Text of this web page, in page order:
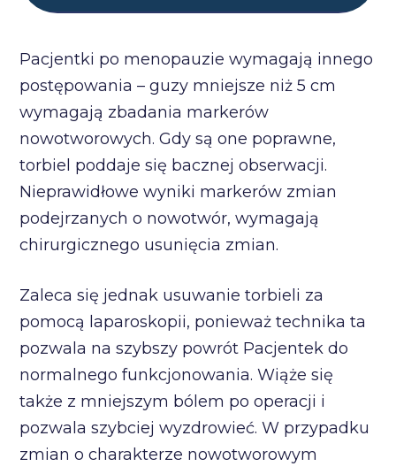
Pacjentki po menopauzie wymagają innego
postępowania – guzy mniejsze niż 5 cm
wymagają zbadania markerów
nowotworowych. Gdy są one poprawne,
torbiel poddaje się bacznej obserwacji.
Nieprawidłowe wyniki markerów zmian
podejrzanych o nowotwór, wymagają
chirurgicznego usunięcia zmian.
Zaleca się jednak usuwanie torbieli za
pomocą laparoskopii, ponieważ technika ta
pozwala na szybszy powrót Pacjentek do
normalnego funkcjonowania. Wiąże się
także z mniejszym bólem po operacji i
pozwala szybciej wyzdrowieć. W przypadku
zmian o charakterze nowotworowym